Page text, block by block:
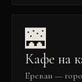
🌉
Кафе на
Ереван —